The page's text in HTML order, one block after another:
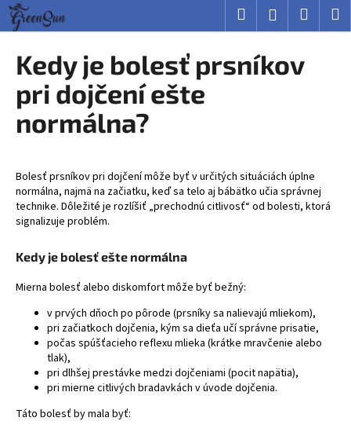
Prejsť
obsah
Hľadať Prihlásenie
Kedy je bolesť prsníkov
pri dojčení ešte
normálna?
Bolesť prsníkov pri dojčení môže byť v určitých situáciách úplne
normálna, najmä na začiatku, keď sa telo aj bábätko učia správnej
technike. Dôležité je rozlíšiť „prechodnú citlivosť“ od bolesti, ktorá
signalizuje problém.
Kedy je bolesť ešte normálna
Mierna bolesť alebo diskomfort môže byť bežný:
v prvých dňoch po pôrode (prsníky sa nalievajú mliekom),
pri začiatkoch dojčenia, kým sa dieťa učí správne prisatie,
počas spúšťacieho reflexu mlieka (krátke mravčenie alebo
tlak),
pri dlhšej prestávke medzi dojčeniami (pocit napätia),
pri mierne citlivých bradavkách v úvode dojčenia.
Táto bolesť by mala byť:
K
o
Č
o
p
t
r
e
b
u
e
s